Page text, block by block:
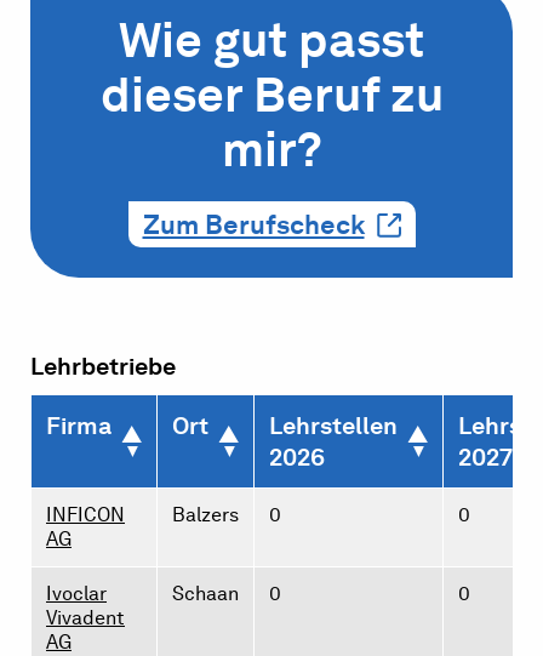
Wie gut passt
dieser Beruf zu
mir?
Zum Berufscheck
Lehrbetriebe
Firma Ort
Lehrstellen
2026
2027
INFICON
AG
Balzers 0 0
Ivoclar
Vivadent
AG
Schaan 0 0